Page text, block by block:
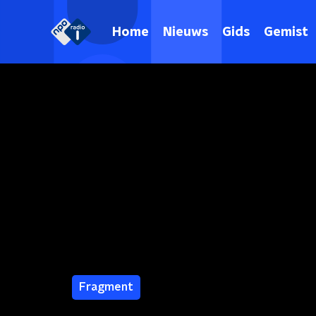
Home Nieuws Gids Gemist
Fragment